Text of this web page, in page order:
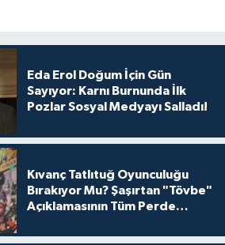
Eda Erol Doğum İçin Gün
Sayıyor: Karnı Burnunda İlk
Pozlar Sosyal Medyayı Salladı!
Kıvanç Tatlıtuğ Oyunculuğu
Bırakıyor Mu? Şaşırtan "Tövbe"
Açıklamasının Tüm Perde